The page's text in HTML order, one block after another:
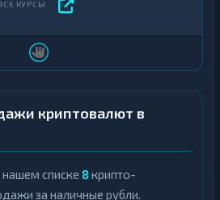
криптовалют в
нашем списке 8 крипто-
за наличные рубли.